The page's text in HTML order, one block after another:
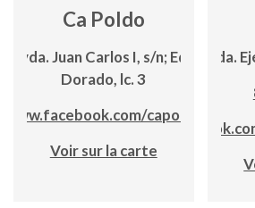
Ca Poldo
Avda. Juan Carlos I, s/n; Edf.
Dorado, lc. 3
www.facebook.com/capoldo
Voir sur la carte
Avda.